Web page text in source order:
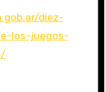
diez-
los-juegos-